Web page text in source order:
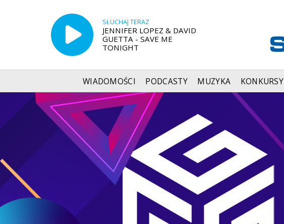
SŁUCHAJ TERAZ
JENNIFER LOPEZ & DAVID
GUETTA - SAVE ME
TONIGHT
WIADOMOŚCI PODCASTY MUZYKA KONKURSY